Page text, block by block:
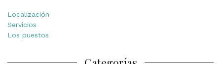
Localización
Servicios
Los puestos